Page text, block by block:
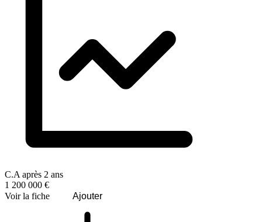
C.A après 2 ans
1 200 000 €
Voir la fiche
Ajouter